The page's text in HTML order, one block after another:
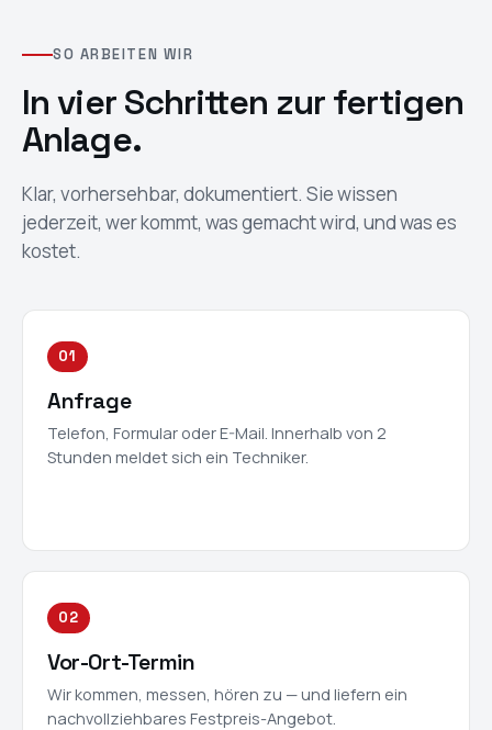
SO ARBEITEN WIR
In vier Schritten zur fertigen
Anlage.
Klar, vorhersehbar, dokumentiert. Sie wissen
jederzeit, wer kommt, was gemacht wird, und was es
kostet.
01
Anfrage
Telefon, Formular oder E-Mail. Innerhalb von 2
Stunden meldet sich ein Techniker.
02
Vor-Ort-Termin
Wir kommen, messen, hören zu — und liefern ein
nachvollziehbares Festpreis-Angebot.